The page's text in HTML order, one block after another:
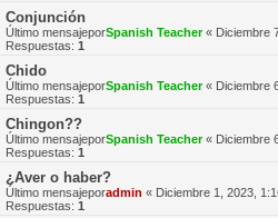
Conjunción
Último mensajeporSpanish Teacher« Diciembre
Respuestas: 1
Chido
Último mensajeporSpanish Teacher« Diciembre
Respuestas: 1
Chingon??
Último mensajeporSpanish Teacher« Diciembre
Respuestas: 1
¿Aver o haber?
Último mensajeporadmin « Diciembre 1, 2023,
Respuestas: 1